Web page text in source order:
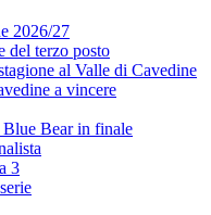
2026/27
del terzo posto
al Valle di Cavedine
a vincere
Bear in finale
3